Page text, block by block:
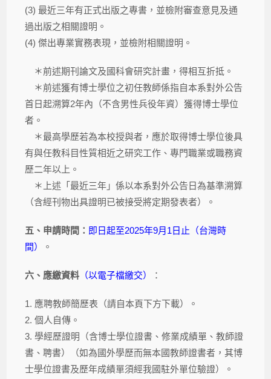
(3) 最近三年有正式出版之專書，並檢附審查意見及通
過出版之相關證明。
(4) 傑出專業實務表現，並檢附相關證明。
＊前述期刊論文及國科會研究計畫，得相互折抵。
＊前述獲有博士學位之初任教師係指自本系對外公告
首日起溯算2年內（不含男性兵役年資）獲得博士學位
者。
＊最高學歷若為本校授與者，應於取得博士學位後具
有與任教科目性質相近之研究工作、專門職業或職務資
歷二年以上。
＊上述「最近三年」係以本系對外公告日為基準溯算
（含經刊物出具證明已被接受將定期發表者）。
五、申請時間： 即日起至2025年9月1日止（台灣時
間）
。
六、應繳資料 （以電子檔繳交） ：
1. 應聘教師簡歷表（請自本頁下方下載）。
2. 個人自傳。
3. 學經歷證明（含博士學位證書、修業成績單、教師證
書、聘書）（如為國外學歷而無本國教師證書者，其博
士學位證書及歷年成績單須經我國駐外單位驗證）。